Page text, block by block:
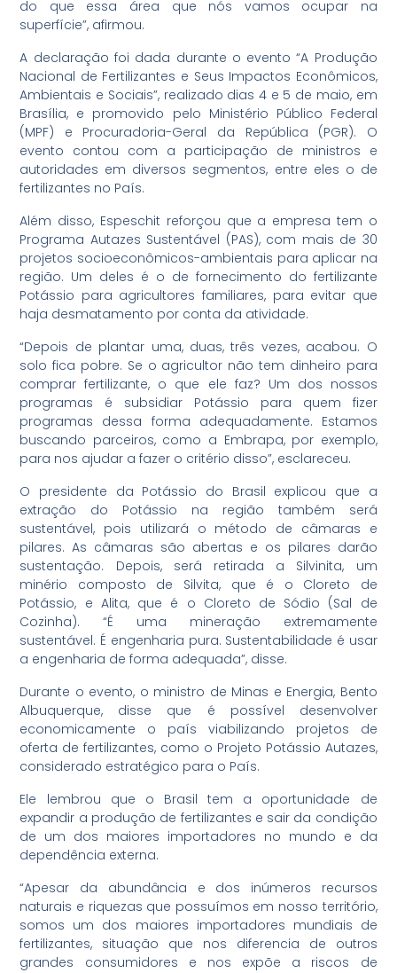
do que essa área que nós vamos ocupar na
superfície”, afirmou.
A declaração foi dada durante o evento “A Produção
Nacional de Fertilizantes e Seus Impactos Econômicos,
Ambientais e Sociais”, realizado dias 4 e 5 de maio, em
Brasília, e promovido pelo Ministério Público Federal
(MPF) e Procuradoria-Geral da República (PGR). O
evento contou com a participação de ministros e
autoridades em diversos segmentos, entre eles o de
fertilizantes no País.
Além disso, Espeschit reforçou que a empresa tem o
Programa Autazes Sustentável (PAS), com mais de 30
projetos socioeconômicos-ambientais para aplicar na
região. Um deles é o de fornecimento do fertilizante
Potássio para agricultores familiares, para evitar que
haja desmatamento por conta da atividade.
“Depois de plantar uma, duas, três vezes, acabou. O
solo fica pobre. Se o agricultor não tem dinheiro para
comprar fertilizante, o que ele faz? Um dos nossos
programas é subsidiar Potássio para quem fizer
programas dessa forma adequadamente. Estamos
buscando parceiros, como a Embrapa, por exemplo,
para nos ajudar a fazer o critério disso”, esclareceu.
O presidente da Potássio do Brasil explicou que a
extração do Potássio na região também será
sustentável, pois utilizará o método de câmaras e
pilares. As câmaras são abertas e os pilares darão
sustentação. Depois, será retirada a Silvinita, um
minério composto de Silvita, que é o Cloreto de
Potássio, e Alita, que é o Cloreto de Sódio (Sal de
Cozinha). “É uma mineração extremamente
sustentável. É engenharia pura. Sustentabilidade é usar
a engenharia de forma adequada”, disse.
Durante o evento, o ministro de Minas e Energia, Bento
Albuquerque, disse que é possível desenvolver
economicamente o país viabilizando projetos de
oferta de fertilizantes, como o Projeto Potássio Autazes,
considerado estratégico para o País.
Ele lembrou que o Brasil tem a oportunidade de
expandir a produção de fertilizantes e sair da condição
de um dos maiores importadores no mundo e da
dependência externa.
“Apesar da abundância e dos inúmeros recursos
naturais e riquezas que possuímos em nosso território,
somos um dos maiores importadores mundiais de
fertilizantes, situação que nos diferencia de outros
grandes consumidores e nos expõe a riscos de